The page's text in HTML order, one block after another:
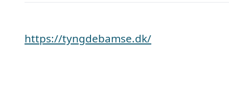
https://tyngdebamse.dk/